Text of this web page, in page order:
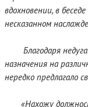
вдохновении, в
несказанном
Благодаря
назначения на
нередко предлагало
«Нахожу